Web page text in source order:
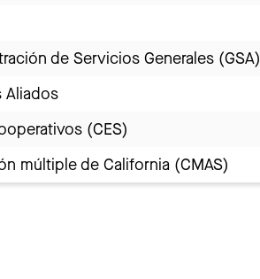
de Servicios Generales (GSA)
Aliados
(CES)
múltiple de California (CMAS)